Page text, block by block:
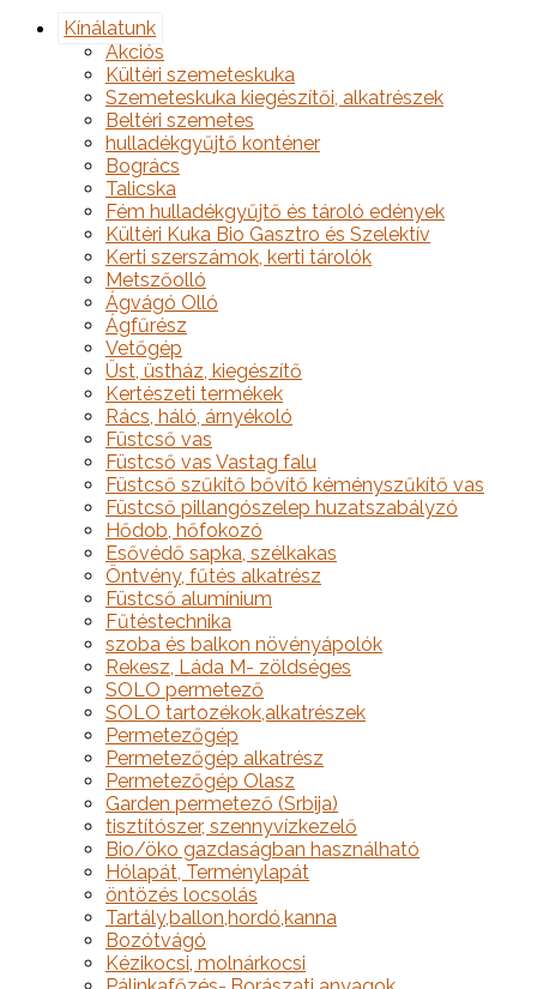
Kínálatunk
Akciós
Kültéri szemeteskuka
Szemeteskuka kiegészítői, alkatrészek
Beltéri szemetes
hulladékgyűjtő konténer
Bogrács
Talicska
Fém hulladékgyűjtő és tároló edények
Kültéri Kuka Bio Gasztro és Szelektív
Kerti szerszámok, kerti tárolók
Metszőolló
Ágvágó Olló
Ágfűrész
Vetőgép
Üst, üstház, kiegészítő
Kertészeti termékek
Rács, háló, árnyékoló
Füstcső vas
Füstcső vas Vastag falu
Füstcső szűkítő bővítő kéményszűkítő vas
Füstcső pillangószelep huzatszabályzó
Hődob, hőfokozó
Esővédő sapka, szélkakas
Öntvény, fűtés alkatrész
Füstcső alumínium
Fűtéstechnika
szoba és balkon növényápolók
Rekesz, Láda M- zöldséges
SOLO permetező
SOLO tartozékok,alkatrészek
Permetezőgép
Permetezőgép alkatrész
Permetezőgép Olasz
Garden permetező (Srbija)
tisztítószer, szennyvízkezelő
Bio/öko gazdaságban használható
Hólapát, Terménylapát
öntözés locsolás
Tartály,ballon,hordó,kanna
Bozótvágó
Kézikocsi, molnárkocsi